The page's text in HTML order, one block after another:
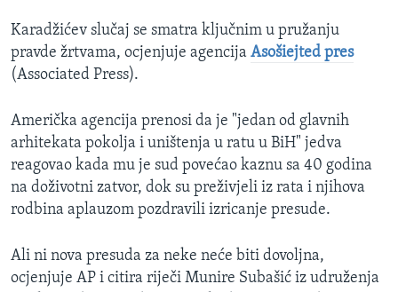
Karadžićev slučaj se smatra ključnim u pružanju
pravde žrtvama, ocjenjuje agencija Asošiejted pres
(Associated Press).
Američka agencija prenosi da je "jedan od glavnih
arhitekata pokolja i uništenja u ratu u BiH" jedva
reagovao kada mu je sud povećao kaznu sa 40 godina
na doživotni zatvor, dok su preživjeli iz rata i njihova
rodbina aplauzom pozdravili izricanje presude.
Ali ni nova presuda za neke neće biti dovoljna,
ocjenjuje AP i citira riječi Munire Subašić iz udruženja